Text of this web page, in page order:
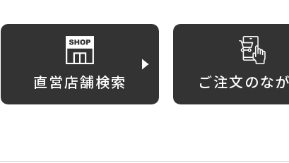
直営店舗検索 ご注文のな